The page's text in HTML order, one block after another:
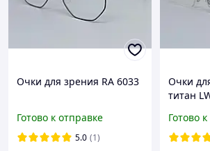
Очки для зрения RA 6033
Готово к отправке
5.0 (1)
Очки
титан
Готово